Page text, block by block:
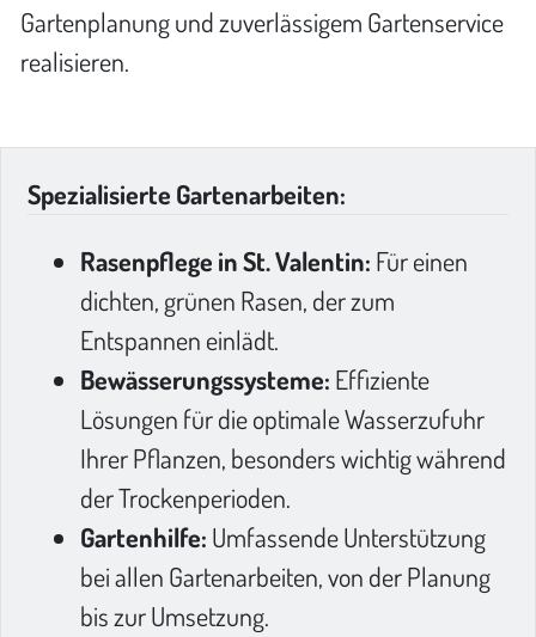
Gartenplanung und zuverlässigem Gartenservice
realisieren.
Spezialisierte Gartenarbeiten:
Rasenpflege in St. Valentin: Für einen
dichten, grünen Rasen, der zum
Entspannen einlädt.
Bewässerungssysteme: Effiziente
Lösungen für die optimale Wasserzufuhr
Ihrer Pflanzen, besonders wichtig während
der Trockenperioden.
Gartenhilfe: Umfassende Unterstützung
bei allen Gartenarbeiten, von der Planung
bis zur Umsetzung.